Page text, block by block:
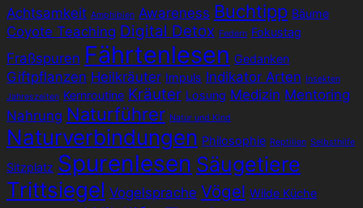
Achtsamkeit Amphibien Awareness Buchtipp Bäume
Coyote Teaching Digital Detox Federn Fokustag
Fraßspuren Fährtenlesen Gedanken
Giftpflanzen Heilkräuter Impuls Indikator Arten Insekten
Jahreszeiten Kernroutine Kräuter Losung Medizin Mentoring
Nahrung Naturführer Natur und Kind
Naturverbindungen Philosophie Reptilien Selbsthilfe
Sitzplatz Spurenlesen Säugetiere
Trittsiegel Vogelsprache Vögel Wilde Küche